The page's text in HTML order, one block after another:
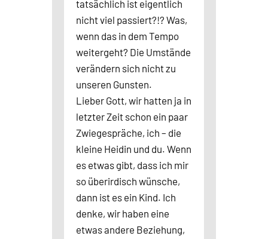
tatsächlich ist eigentlich
nicht viel passiert?!? Was,
wenn das in dem Tempo
weitergeht? Die Umstände
verändern sich nicht zu
unseren Gunsten.
Lieber Gott, wir hatten ja in
letzter Zeit schon ein paar
Zwiegespräche, ich – die
kleine Heidin und du. Wenn
es etwas gibt, dass ich mir
so überirdisch wünsche,
dann ist es ein Kind. Ich
denke, wir haben eine
etwas andere Beziehung,